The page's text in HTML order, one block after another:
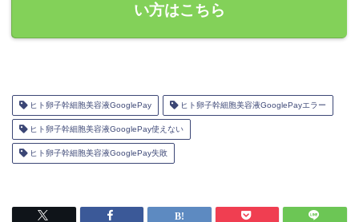
い方はこちら
ヒト卵子幹細胞美容液GooglePay ヒト卵子幹細胞美容液GooglePayエラー
ヒト卵子幹細胞美容液GooglePay使えない
ヒト卵子幹細胞美容液GooglePay失敗